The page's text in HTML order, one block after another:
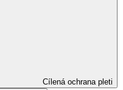
Cílená ochrana pleti